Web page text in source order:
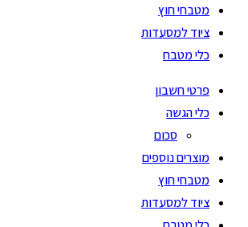
מטבחי חוץ
ציוד למסעדות
כלי מטבח
פרטי חשבון
כלי הגשה
סכום
מוצרים נוספים
מטבחי חוץ
ציוד למסעדות